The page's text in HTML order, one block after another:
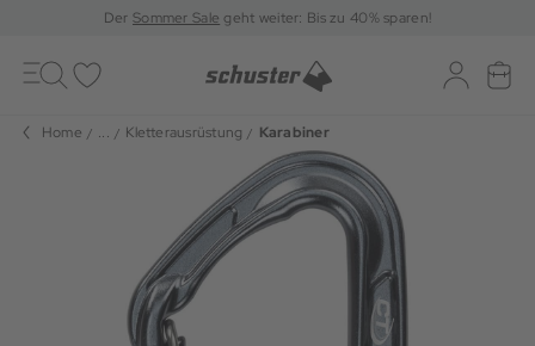
DerSommer Sale geht weiter: Bis zu 40% sparen!
Toggle
navigation
Home ... Kletterausrüstung Karabiner